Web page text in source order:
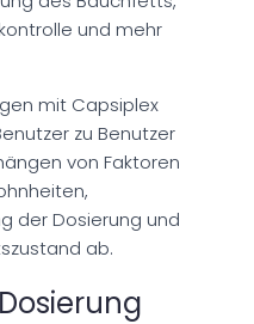
und mehr
mit Capsiplex
zu Benutzer
von Faktoren
der Dosierung und
ab.